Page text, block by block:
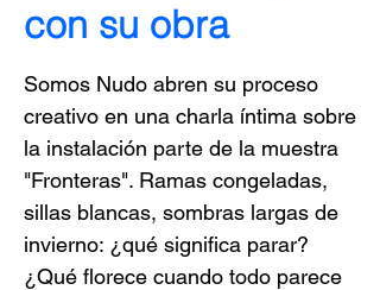
con su obra
Somos Nudo abren su proceso
creativo en una charla íntima sobre
la instalación parte de la muestra
"Fronteras". Ramas congeladas,
sillas blancas, sombras largas de
invierno: ¿qué significa parar?
¿Qué florece cuando todo parece